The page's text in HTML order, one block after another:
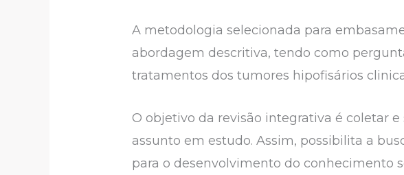
A metodologia selecionada para
abordagem descritiva, tendo como
tratamentos dos tumores hipofisários
O objetivo da revisão integrativa é coletar
assunto em estudo. Assim, possibilita a
para o desenvolvimento do conhecimento